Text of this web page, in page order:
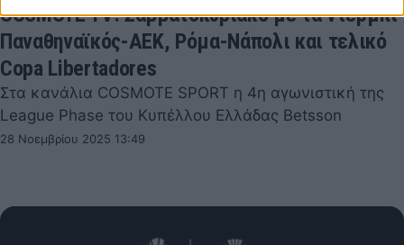
COSMOTE TV: Σαββατοκύριακο με τα ντέρμπι
Παναθηναϊκός-ΑΕΚ, Ρόμα-Νάπολι και τελικό
Copa Libertadores
Στα κανάλια COSMOTE SPORT η 4η αγωνιστική της
League Phase του Κυπέλλου Ελλάδας Betsson
28 Νοεμβρίου 2025 13:49